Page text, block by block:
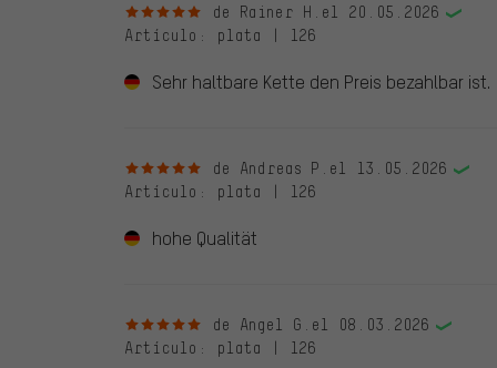
5 de 5 estrellasde Rainer H. el 20.05.2026
Artículo : plata | 126
Sehr haltbare Kette den Preis bezahlbar ist.
5 de 5 estrellasde Andreas P. el 13.05.2026
Artículo : plata | 126
hohe Qualität
5 de 5 estrellas
de Angel G. el 08.03.2026
Artículo : plata | 126